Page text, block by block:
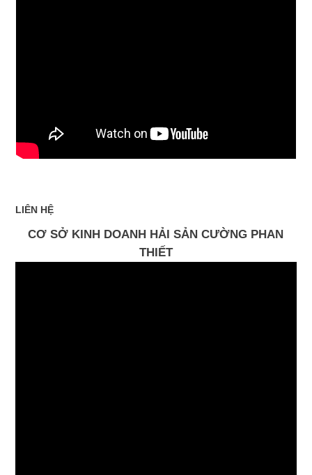
LIÊN HỆ
CƠ SỞ KINH DOANH HẢI SẢN CƯỜNG PHAN
THIẾT